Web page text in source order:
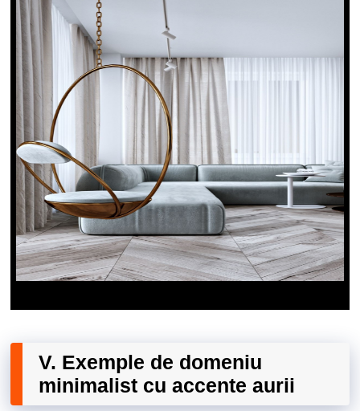
V. Exemple de domeniu
minimalist cu accente aurii